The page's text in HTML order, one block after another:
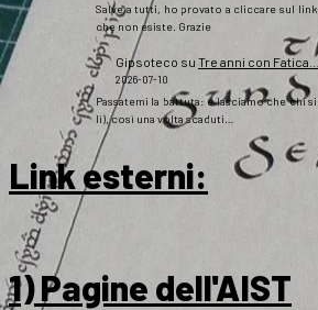
Salve a tutti, ho provato a cliccare sul
che non esiste. Grazie
Gipsoteco su Tre anni con
2026-07-10
Passatemi la battuta: e lasciamo che chi
lì), così una volta scaduti…
Link esterni:
1) Pagine dell'AIST